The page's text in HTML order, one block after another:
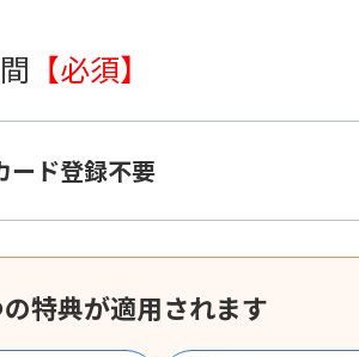
【必須】
ード登録不要
特典が適用されます